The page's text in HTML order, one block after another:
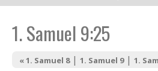
1. Samuel 9:25
« 1. Samuel 8| 1. Samuel 9| 1.